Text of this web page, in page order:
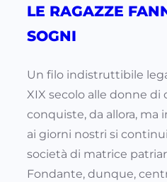
LE RAGAZZE
SOGNI
Un filo indistruttibile
XIX secolo alle donne di
conquiste, da allora, ma
ai giorni nostri si
società di matrice
Fondante, dunque,